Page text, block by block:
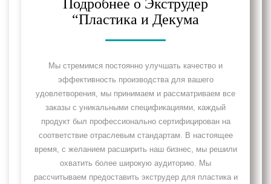
Подробнее о Экструдер
“Пластика и Декума
Мы стремимся постоянно улучшать качество и
эффективность производства для вашего
удовлетворения, мы принимаем и рассматриваем все
заказы с уникальными спецификациями, каждый
продукт был профессионально сертифицирован на
соответствие отраслевым стандартам. В настоящее
время, с желанием расширить наш бизнес, мы решили
охватить более широкую аудиторию. Мы
рассчитываем предоставить экструдер для пластика и